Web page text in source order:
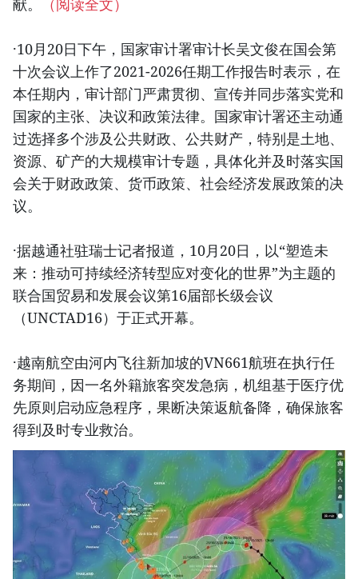
献。 （阅读全文）
·10月20日下午，国家审计署审计长吴文俊在国会第
十次会议上作了2021-2026任期工作报告时表示，在
本任期内，审计部门严肃贯彻、宣传并同步落实党和
国家的主张、决议和政策法律。国家审计署还主动通
过选择多个涉及公共财政、公共财产，特别是土地、
资源、矿产的大规模审计专题，具体化并及时落实国
会关于财政政策、货币政策、社会经济发展政策的决
议。
·据越通社驻瑞士记者报道，10月20日，以“塑造未
来：推动可持续经济转型应对变化的世界”为主题的
联合国贸易和发展会议第16届部长级会议
（UNCTAD16）于正式开幕。
·越南航空由河内飞往新加坡的VN661航班在执行任
务期间，因一名外籍旅客突发急病，机组基于医疗优
先原则启动应急程序，果断决策返航备降，确保旅客
得到及时专业救治。